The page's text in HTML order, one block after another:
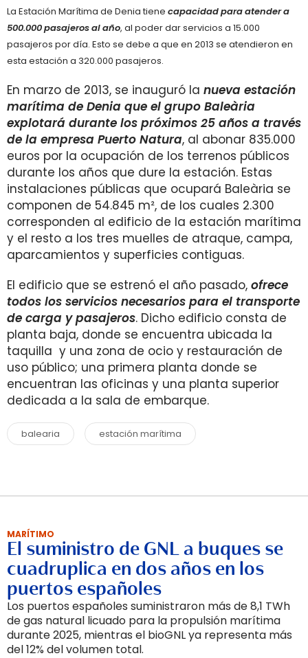
La Estación Marítima de Denia tiene capacidad para atender a
500.000 pasajeros al año, al poder dar servicios a 15.000
pasajeros por día. Esto se debe a que en 2013 se atendieron en
esta estación a 320.000 pasajeros.
En marzo de 2013, se inauguró la nueva estación
marítima de Denia que el grupo Baleària
explotará durante los próximos 25 años a través
de la empresa Puerto Natura, al abonar 835.000
euros por la ocupación de los terrenos públicos
durante los años que dure la estación. Estas
instalaciones públicas que ocupará Baleària se
componen de 54.845 m², de los cuales 2.300
corresponden al edificio de la estación marítima
y el resto a los tres muelles de atraque, campa,
aparcamientos y superficies contiguas.
El edificio que se estrenó el año pasado, ofrece
todos los servicios necesarios para el transporte
de carga y pasajeros. Dicho edificio consta de
planta baja, donde se encuentra ubicada la
taquilla y una zona de ocio y restauración de
uso público; una primera planta donde se
encuentran las oficinas y una planta superior
dedicada a la sala de embarque.
balearia estación marítima
MARÍTIMO
El suministro de GNL a buques se
cuadruplica en dos años en los
puertos españoles
Los puertos españoles suministraron más de 8,1 TWh
de gas natural licuado para la propulsión marítima
durante 2025, mientras el bioGNL ya representa más
del 12% del volumen total.